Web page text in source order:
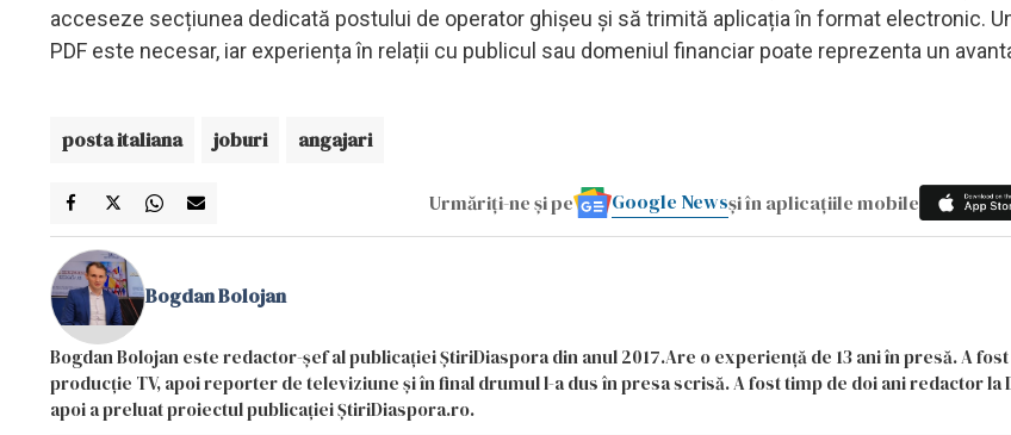
acceseze secțiunea dedicată postului de operator ghișeu și să trimită aplicația în format electronic.
PDF este necesar, iar experiența în relații cu publicul sau domeniul financiar poate reprezenta un
posta italiana joburi angajari
Urmăriți-ne și pe Google Newsși în aplicațiile mobile
Bogdan Bolojan
Bogdan Bolojan este redactor-șef al publicației ȘtiriDiaspora din anul 2017.Are o experiență de 13 ani în presă. A
producție TV, apoi reporter de televiziune și în final drumul l-a dus în presa scrisă. A fost timp de doi ani redactor la
apoi a preluat proiectul publicației ȘtiriDiaspora.ro.